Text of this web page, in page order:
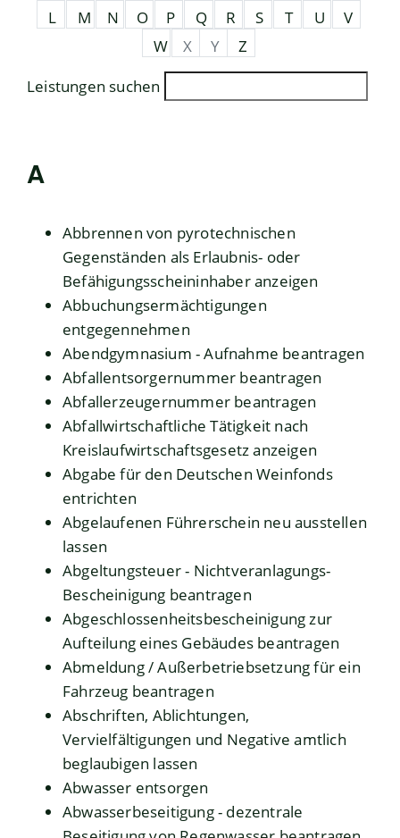
L
M N O P Q R S T U
V
W
X Y
Z
Leistungen suchen
A
Abbrennen von pyrotechnischen
Gegenständen als Erlaubnis- oder
Befähigungsscheininhaber anzeigen
Abbuchungsermächtigungen
entgegennehmen
Abendgymnasium - Aufnahme beantragen
Abfallentsorgernummer beantragen
Abfallerzeugernummer beantragen
Abfallwirtschaftliche Tätigkeit nach
Kreislaufwirtschaftsgesetz anzeigen
Abgabe für den Deutschen Weinfonds
entrichten
Abgelaufenen Führerschein neu ausstellen
lassen
Abgeltungsteuer - Nichtveranlagungs-
Bescheinigung beantragen
Abgeschlossenheitsbescheinigung zur
Aufteilung eines Gebäudes beantragen
Abmeldung / Außerbetriebsetzung für ein
Fahrzeug beantragen
Abschriften, Ablichtungen,
Vervielfältigungen und Negative amtlich
beglaubigen lassen
Abwasser entsorgen
Abwasserbeseitigung - dezentrale